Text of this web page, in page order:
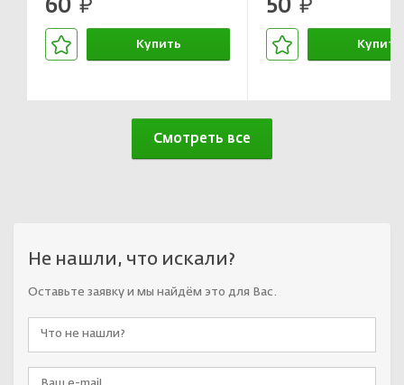
60 руб.
Купить
50 руб.
Купить
Смотреть все
Не нашли, что искали?
Оставьте заявку и мы найдём это для Вас.